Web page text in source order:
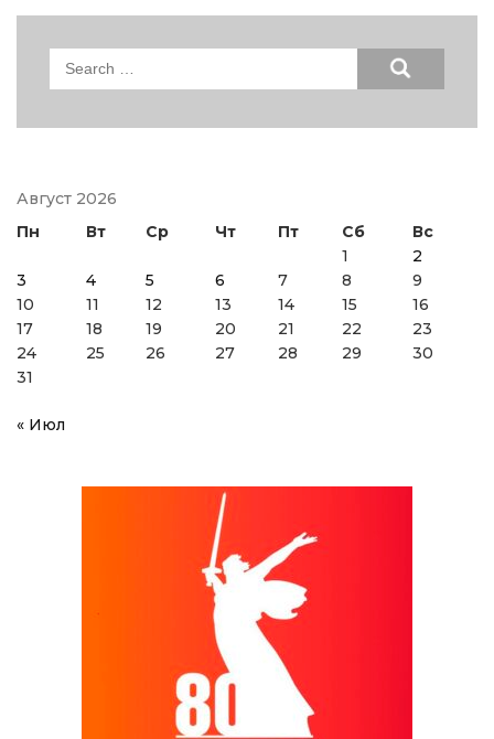
Search
Август 2026
Пн
Вт Ср Чт Пт Сб
Вс
1
2
3
4 5 6 7 8
9
10
11 12 13 14 15
16
17
18 19 20 21 22
23
24
25 26 27 28 29
30
31
« Июл